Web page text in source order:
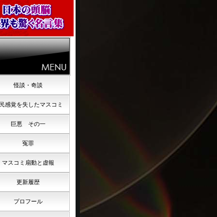
怪談・奇談
感覚を失したマスコミ
巨悪 その一
冤罪
マスコミ扇動と虚報
更新履歴
プロフール